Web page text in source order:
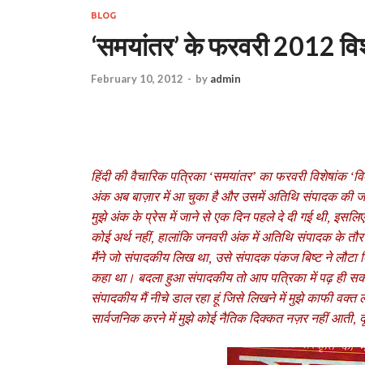
BLOG
‘समयांतर’ के फरवरी 2012
February 10, 2012 - by admin
हिंदी की वैचारिक पत्रिका ‘समयांतर’ का फरवरी विशेषांक
अंक अब बाज़ार में आ चुका है और उसमें अतिथि संपादक की
मुझे अंक के प्रेस में जाने से एक दिन पहले दे दी गई थी,
कोई अर्थ नहीं, हालांकि जनवरी अंक में अतिथि संपादक के
मैंने जो संपादकीय लिख था, उसे संपादक पंकज बिष्‍ट ने लौटा
कहा था। बदला हुआ संपादकीय तो आप पत्रिका में पढ़ ही
संपादकीय मैं नीचे डाल रहा हूं जिसे लिखने में मुझे काफी
सार्वजनिक करने में मुझे कोई नैतिक दिक्‍कत नज़र नहीं आती,